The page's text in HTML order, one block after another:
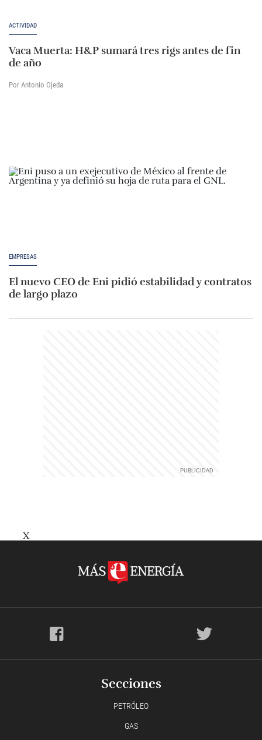
ACTIVIDAD
Vaca Muerta: H&P sumará tres rigs antes de fin
de año
Por Antonio Ojeda
EMPRESAS
El nuevo CEO de Eni pidió estabilidad y contratos
de largo plazo
X
Secciones
PETRÓLEO
GAS